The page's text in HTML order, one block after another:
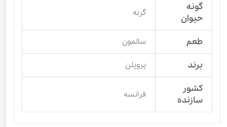
گونه
حیوان
گربه
طعم سالمون
برند پروپلن
کشور
سازنده
فرانسه